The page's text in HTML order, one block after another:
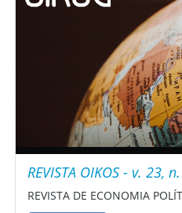
REVISTA OIKOS - v. 23,
REVISTA DE ECONOMIA